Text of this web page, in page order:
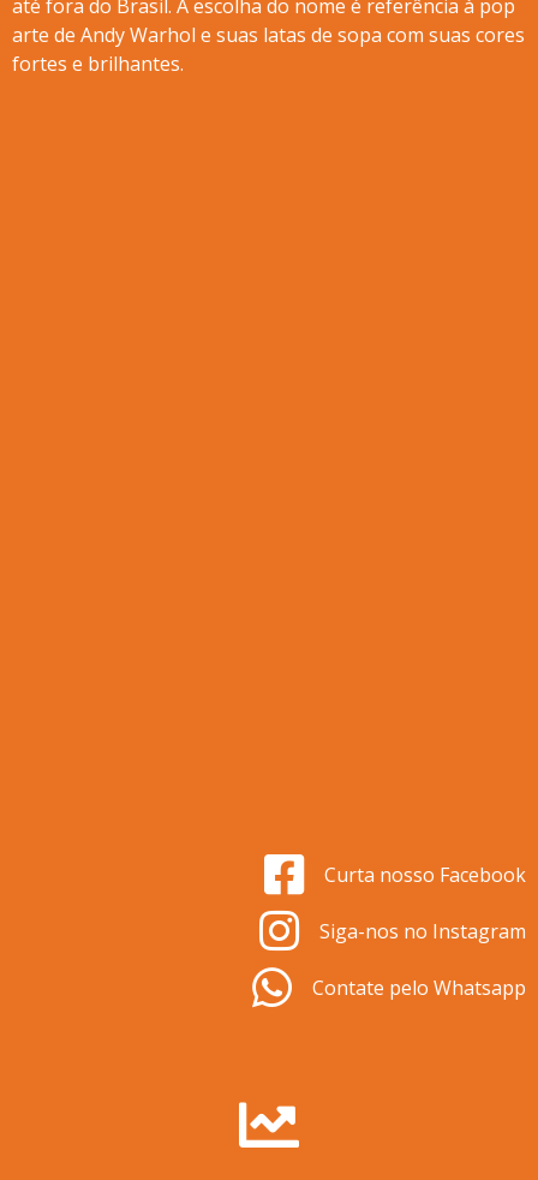
até fora do Brasil. A escolha do nome é referência à pop
arte de Andy Warhol e suas latas de sopa com suas cores
fortes e brilhantes.
Curta nosso Facebook
Siga-nos no Instagram
Contate pelo Whatsapp